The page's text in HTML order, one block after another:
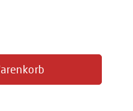
Wert ein oder